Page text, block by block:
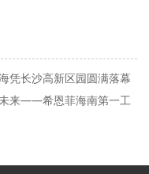
凭长沙高新区园圆满落幕
来——希恩菲海南第一工